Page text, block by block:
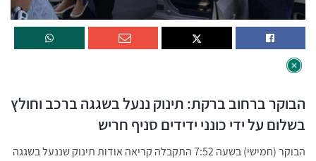
הבוקר ברחוב ברקת: תינוק ננעל בשגגה ברכב וחולץ
בשלום על ידי כונני ידידים סניף חריש
הבוקר (חמישי) בשעה 7:52 התקבלה קריאה אודות תינוק שננעל בשגגה